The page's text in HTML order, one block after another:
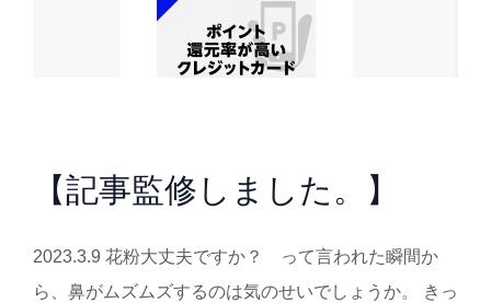
【記事監修しました。】
2023.3.9 花粉大丈夫ですか？ って言われた瞬間か
ら、鼻がムズムズするのは気のせいでしょうか。 きっ